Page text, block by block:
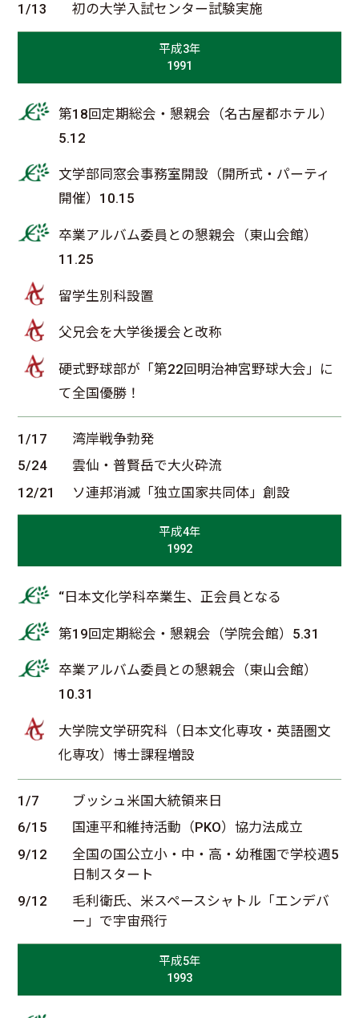
1/13 初の大学入試センター試験実施
平成3年
1991
第18回定期総会・懇親会（名古屋都ホテル）
5.12
文学部同窓会事務室開設（開所式・パーティ
開催）10.15
卒業アルバム委員との懇親会（東山会館）
11.25
留学生別科設置
父兄会を大学後援会と改称
硬式野球部が「第22回明治神宮野球大会」に
て全国優勝！
1/17
湾岸戦争勃発
5/24
雲仙・普賢岳で大火砕流
12/21
ソ連邦消滅「独立国家共同体」創設
平成4年
1992
“日本文化学科卒業生、正会員となる
第19回定期総会・懇親会（学院会館）5.31
卒業アルバム委員との懇親会（東山会館）
10.31
大学院文学研究科（日本文化専攻・英語圏文
化専攻）博士課程増設
1/7
ブッシュ米国大統領来日
6/15
国連平和維持活動（PKO）協力法成立
9/12
全国の国公立小・中・高・幼稚園で学校週5
日制スタート
9/12
毛利衛氏、米スペースシャトル「エンデバ
ー」で宇宙飛行
平成5年
1993